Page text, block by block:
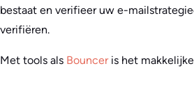
bestaat en verifieer uw e-
verifiëren.
Met tools als Bounceris het